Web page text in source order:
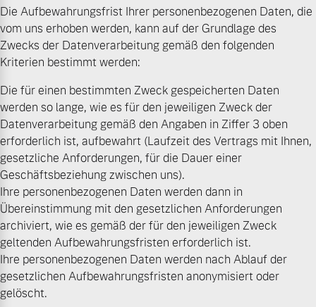
Die Aufbewahrungsfrist Ihrer personenbezogenen Daten, die
vom uns erhoben werden, kann auf der Grundlage des
Zwecks der Datenverarbeitung gemäß den folgenden
Kriterien bestimmt werden:
Die für einen bestimmten Zweck gespeicherten Daten
werden so lange, wie es für den jeweiligen Zweck der
Datenverarbeitung gemäß den Angaben in Ziffer 3 oben
erforderlich ist, aufbewahrt (Laufzeit des Vertrags mit Ihnen,
gesetzliche Anforderungen, für die Dauer einer
Geschäftsbeziehung zwischen uns).
Ihre personenbezogenen Daten werden dann in
Übereinstimmung mit den gesetzlichen Anforderungen
archiviert, wie es gemäß der für den jeweiligen Zweck
geltenden Aufbewahrungsfristen erforderlich ist.
Ihre personenbezogenen Daten werden nach Ablauf der
gesetzlichen Aufbewahrungsfristen anonymisiert oder
gelöscht.